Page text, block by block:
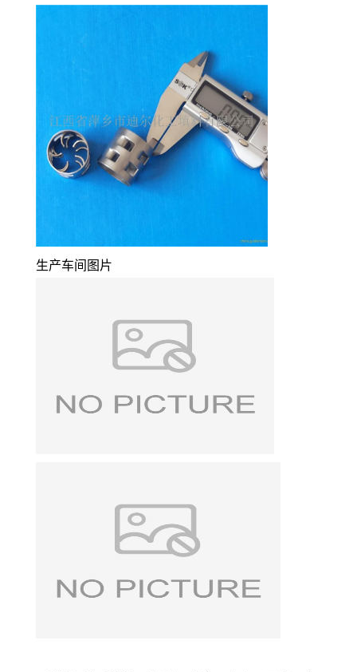
生产车间图片